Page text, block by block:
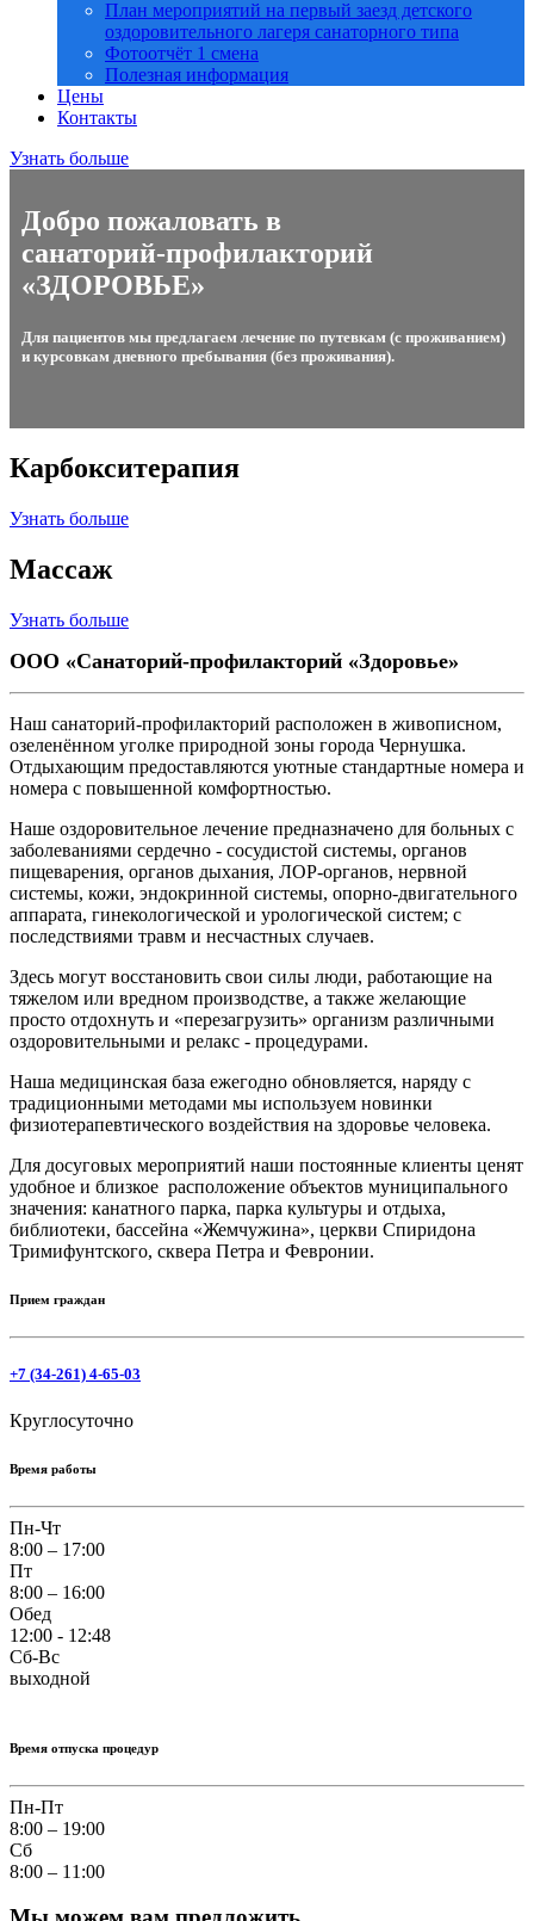
План мероприятий на первый заезд детского
оздоровительного лагеря санаторного типа
Фотоотчёт 1 смена
Полезная информация
Цены
Контакты
Узнать больше
Добро пожаловать в
санаторий-профилакторий
«ЗДОРОВЬЕ»
Для пациентов мы предлагаем лечение по путевкам (с проживанием)
и курсовкам дневного пребывания (без проживания).
Карбокситерапия
Узнать больше
Массаж
Узнать больше
ООО «Санаторий-профилакторий «Здоровье»
Наш санаторий-профилакторий расположен в живописном,
озеленённом уголке природной зоны города Чернушка.
Отдыхающим предоставляются уютные стандартные номера и
номера с повышенной комфортностью.
Наше оздоровительное лечение предназначено для больных с
заболеваниями сердечно - сосудистой системы, органов
пищеварения, органов дыхания, ЛОР-органов, нервной
системы, кожи, эндокринной системы, опорно-двигательного
аппарата, гинекологической и урологической систем; с
последствиями травм и несчастных случаев.
Здесь могут восстановить свои силы люди, работающие на
тяжелом или вредном производстве, а также желающие
просто отдохнуть и «перезагрузить» организм различными
оздоровительными и релакс - процедурами.
Наша медицинская база ежегодно обновляется, наряду с
традиционными методами мы используем новинки
физиотерапевтического воздействия на здоровье человека.
Для досуговых мероприятий наши постоянные клиенты ценят
удобное и близкое расположение объектов муниципального
значения: канатного парка, парка культуры и отдыха,
библиотеки, бассейна «Жемчужина», церкви Спиридона
Тримифунтского, сквера Петра и Февронии.
Прием граждан
+7 (34-261) 4-65-03
Круглосуточно
Время работы
Пн-Чт
8:00 – 17:00
Пт
8:00 – 16:00
Обед
12:00 - 12:48
Сб-Вс
выходной
Время отпуска процедур
Пн-Пт
8:00 – 19:00
Сб
8:00 – 11:00